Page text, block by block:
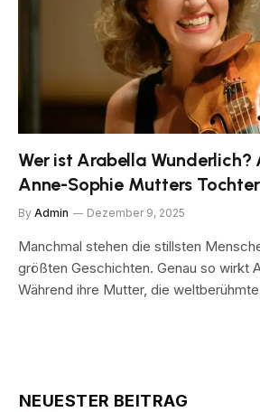
Wer ist Arabella Wunderlich?
Anne-Sophie Mutters Tochter
By Admin Dezember 9, 2025
Manchmal stehen die stillsten
größten Geschichten. Genau so wirkt
Während ihre Mutter, die
NEUESTER BEITRAG